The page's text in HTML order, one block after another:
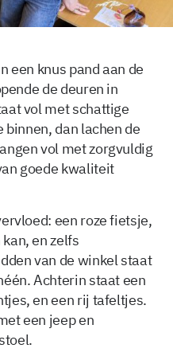
een knus pand aan de
de deuren in
vol met schattige
binnen, dan lachen de
vol met zorgvuldig
goede kwaliteit
een roze fietsje,
en zelfs
van de winkel staat
Achterin staat een
en een rij tafeltjes.
een jeep en